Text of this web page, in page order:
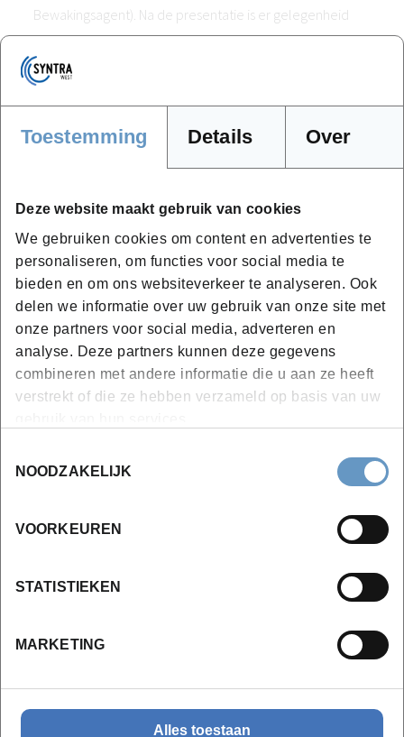
Toestemming Details Over
Deze website maakt gebruik van cookies
We gebruiken cookies om content en advertenties te
personaliseren, om functies voor social media te
bieden en om ons websiteverkeer te analyseren. Ook
delen we informatie over uw gebruik van onze site met
onze partners voor social media, adverteren en
analyse. Deze partners kunnen deze gegevens
combineren met andere informatie die u aan ze heeft
verstrekt of die ze hebben verzameld op basis van uw
NOODZAKELIJK
VOORKEUREN
STATISTIEKEN
MARKETING
Alles toestaan
Bewakingsagent). Na de presentatie is er gelegenheid
om vragen te stellen.
Toelatingsvoorwaarden
Opbouw opleiding
Wil je meer weten?
Heb je vragen over een opleiding?